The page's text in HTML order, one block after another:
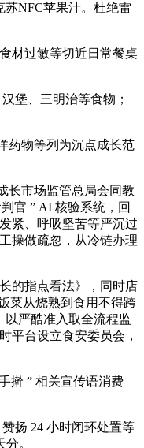
NFC苹果汁。杜绝雷
材过敏等切近日常餐桌
堡、三明治等食物；
药物等列为沉点成长范
长市场监管总局会同教
官 ” AI 核验系统，回
紧、呼吸坚苦等严沉过
操做疏忽，从冷链办理
的指点看法》，同时店
菜从烧熟到食用不得跨
以严酷准入取全流程监
平台设立食安委员会，
擀 ” 相关宣传语消费
扬 24 小时闭环处置等
。